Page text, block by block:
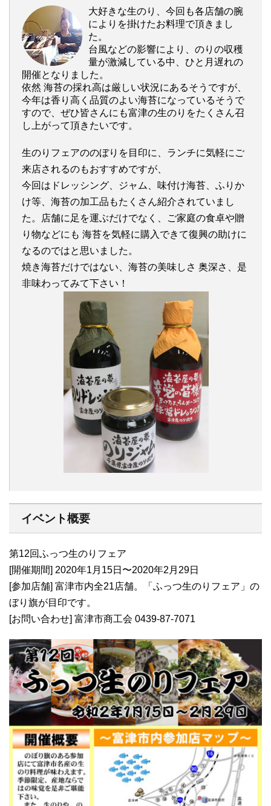
大好きな生のり、今回も各店舗の腕
によりを掛けたお料理で頂きまし
た。
台風などの影響により、のりの収穫
量が激減している中、ひと月遅れの
開催となりました。
依然 海苔の採れ高は厳しい状況にあるそうですが、
今年は香り高く品質のよい海苔になっているそうで
すので、ぜひ皆さんにも富津の生のりをたくさん召
し上がって頂きたいです。
生のりフェアののぼりを目印に、ランチに気軽にご
来店されるのもおすすめですが、
今回はドレッシング、ジャム、味付け海苔、ふりか
け等、海苔の加工品もたくさん紹介されていまし
た。店舗に足を運ぶだけでなく、ご家庭の食卓や贈
り物などにも 海苔を気軽に購入できて復興の助けに
なるのではと思いました。
焼き海苔だけではない、海苔の美味しさ 奥深さ、是
非味わってみて下さい！
イベント概要
第12回ふっつ生のりフェア
[開催期間] 2020年1月15日〜2020年2月29日
[参加店舗] 富津市内全21店舗。「ふっつ生のりフェア」の
ぼり旗が目印です。
[お問い合わせ] 富津市商工会 0439-87-7071